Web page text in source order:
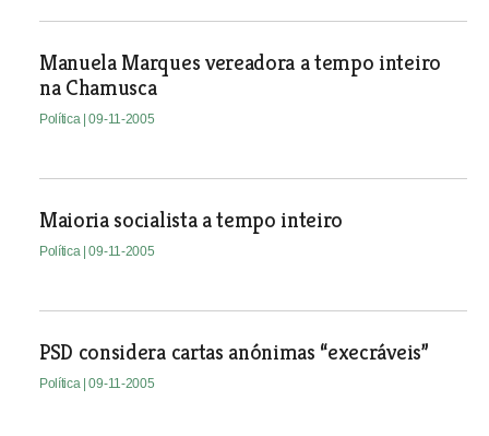
Manuela Marques vereadora a tempo inteiro
na Chamusca
Política | 09-11-2005
Maioria socialista a tempo inteiro
Política | 09-11-2005
PSD considera cartas anónimas “execráveis”
Política | 09-11-2005